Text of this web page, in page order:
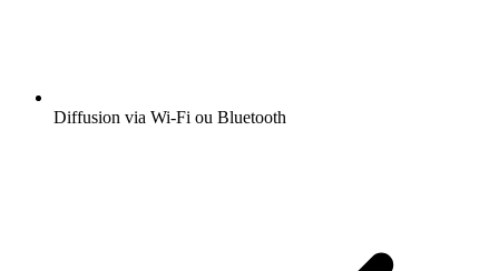
Diffusion via Wi-Fi ou Bluetooth